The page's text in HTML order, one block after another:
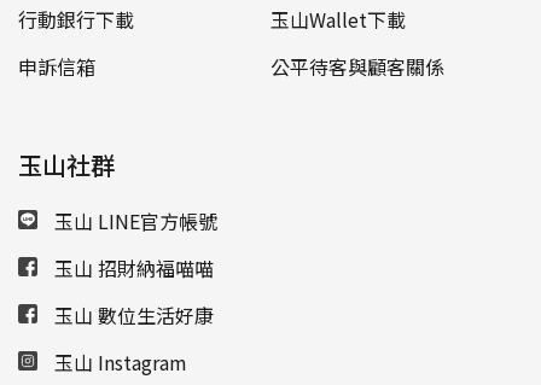
行動銀行下載
玉山Wallet下載
申訴信箱
公平待客與顧客關係
玉山社群
玉山 LINE官方帳號
玉山 招財納福喵喵
玉山 數位生活好康
玉山 Instagram